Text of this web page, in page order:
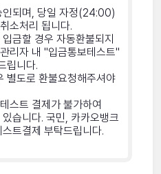
인되며, 당일 자정(24:00)
소처리 됩니다.
금할 경우 자동환불되지
리자 내 "입금통보테스트"
립니다.
별도로 환불요청해주셔야
스트 결제가 불가하여
습니다. 국민, 카카오뱅크
트결제 부탁드립니다.